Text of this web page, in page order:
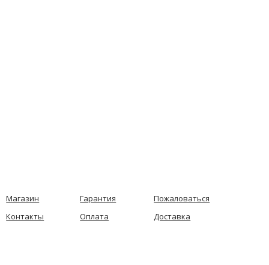
Магазин Гарантия
Пожаловаться
Контакты
Оплата Доставка